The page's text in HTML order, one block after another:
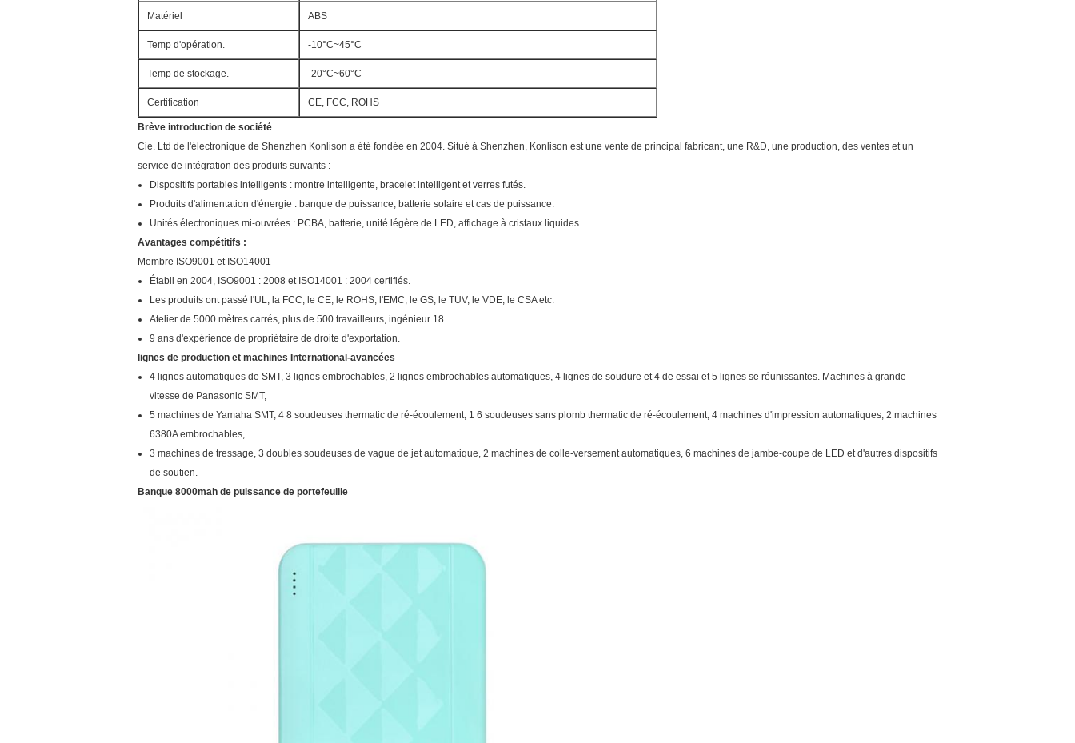
Matériel ABS
Temp d'opération. -10°C~45°C
Temp de stockage. -20°C~60°C
Certification CE, FCC, ROHS
Brève introduction de société
Cie. Ltd de l'électronique de Shenzhen Konlison a été fondée en 2004. Situé à Shenzhen, Konlison est une vente de principal fabricant, une R&D, une production, des ventes et un
service de intégration des produits suivants :
Dispositifs portables intelligents : montre intelligente, bracelet intelligent et verres futés.
Produits d'alimentation d'énergie : banque de puissance, batterie solaire et cas de puissance.
Unités électroniques mi-ouvrées : PCBA, batterie, unité légère de LED, affichage à cristaux liquides.
Avantages compétitifs :
Membre ISO9001 et ISO14001
Établi en 2004, ISO9001 : 2008 et ISO14001 : 2004 certifiés.
Les produits ont passé l'UL, la FCC, le CE, le ROHS, l'EMC, le GS, le TUV, le VDE, le CSA etc.
Atelier de 5000 mètres carrés, plus de 500 travailleurs, ingénieur 18.
9 ans d'expérience de propriétaire de droite d'exportation.
lignes de production et machines International-avancées
4 lignes automatiques de SMT, 3 lignes embrochables, 2 lignes embrochables automatiques, 4 lignes de soudure et 4 de essai et 5 lignes se réunissantes. Machines à grande
vitesse de Panasonic SMT,
5 machines de Yamaha SMT, 4 8 soudeuses thermatic de ré-écoulement, 1 6 soudeuses sans plomb thermatic de ré-écoulement, 4 machines d'impression automatiques, 2 machines
6380A embrochables,
3 machines de tressage, 3 doubles soudeuses de vague de jet automatique, 2 machines de colle-versement automatiques, 6 machines de jambe-coupe de LED et d'autres dispositifs
de soutien.
Banque 8000mah de puissance de portefeuille